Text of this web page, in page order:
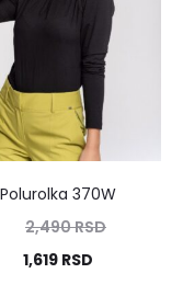
Polurolka 370W
2,490RSD
1,619 RSD